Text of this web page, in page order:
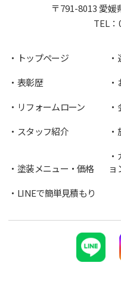
〒791-8013 愛
TEL：
トップページ
表彰歴
リフォームローン
スタッフ紹介
塗装メニュー・価格
ョ
LINEで簡単見積もり